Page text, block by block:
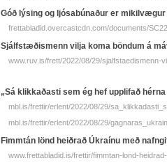
Góð lýsing og ljósabúnaður er
frettabladid.overcastcdn.com/documents/
Sjálfstæðismenn vilja koma böndum á
www.ruv.is/frett/2022/08/29/sjalfstaedismenn-
„Sá klikkaðasti sem ég hef upplifað
mbl.is/frettir/erlent/2022/08/29/
mbl.is/frettir/erlent/2022/08/29/
Fimmtán lönd heiðrað Úkraínu með
www.frettabladid.is/frettir/fimmtan-lond-